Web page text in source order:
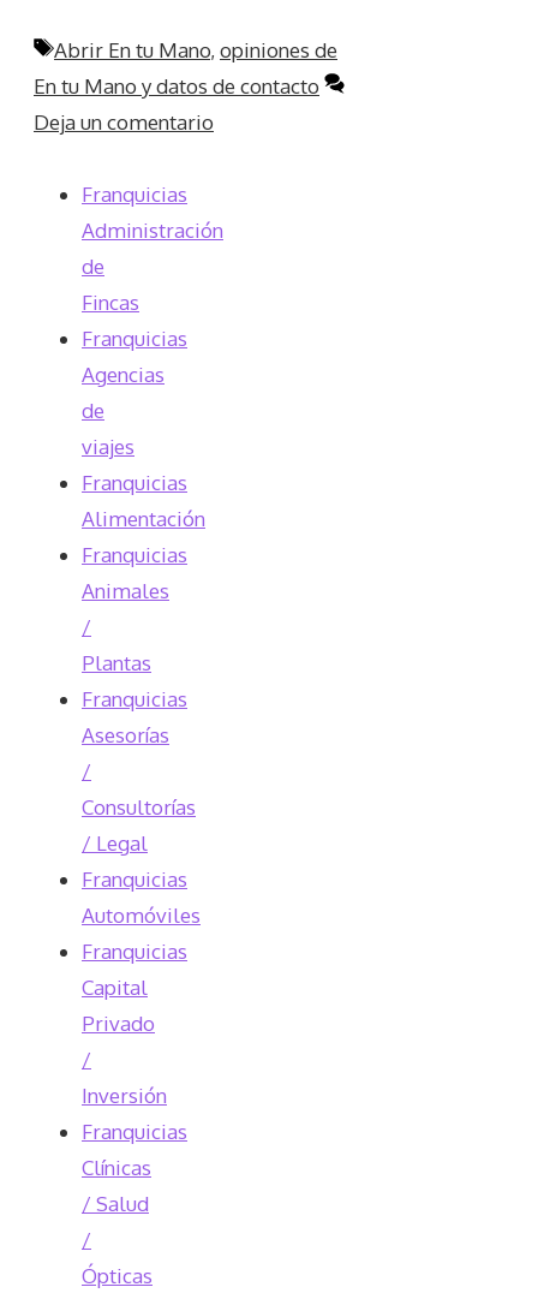
Etiquetas
Abrir En tu Mano, opiniones de
En tu Mano y datos de contacto
Deja un comentario
Franquicias
Administración
de
Fincas
Franquicias
Agencias
de
viajes
Franquicias
Alimentación
Franquicias
Animales
/
Plantas
Franquicias
Asesorías
/
Consultorías
/ Legal
Franquicias
Automóviles
Franquicias
Capital
Privado
/
Inversión
Franquicias
Clínicas
/ Salud
/
Ópticas